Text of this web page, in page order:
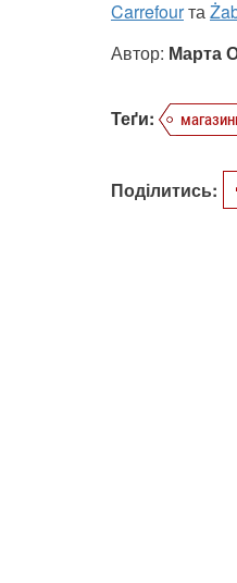
Carrefourта
Автор: Марта
Теґи:
Поділитись: